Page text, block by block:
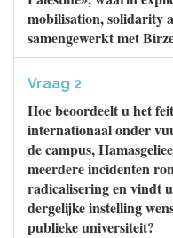
mobilisation, solidarity
samengewerkt met
Vraag 2
Hoe beoordeelt u het
internationaal onder
de campus,
meerdere incidenten
radicalisering en vindt
dergelijke instelling
publieke universiteit?